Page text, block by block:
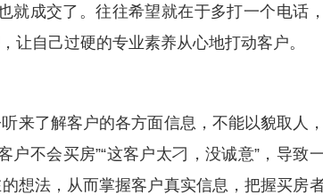
成交了。往往希望就在于多打一个电话，
让自己过硬的专业素养从心地打动客户。
来了解客户的各方面信息，不能以貌取人，
不会买房”“这客户太刁，没诚意”，导致
想法，从而掌握客户真实信息，把握买房